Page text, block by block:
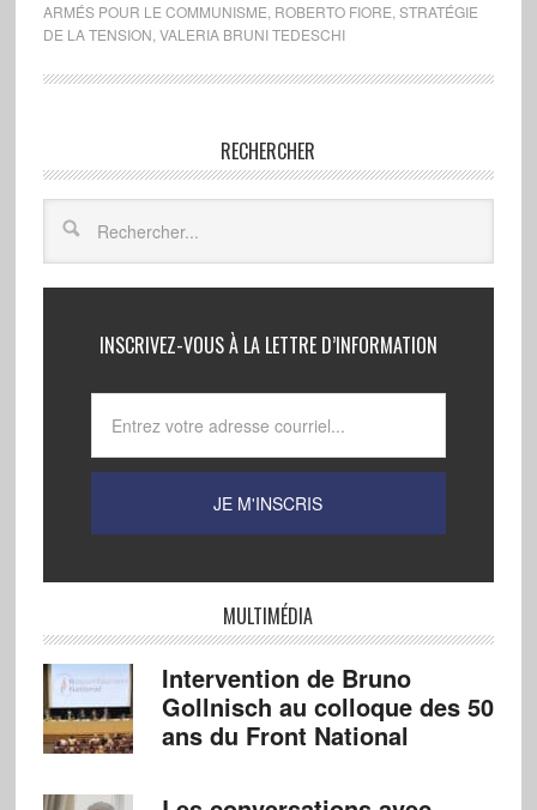
ARMÉS POUR LE COMMUNISME ROBERTO FIORE STRATÉGIE
DE LA TENSION VALERIA BRUNI TEDESCHI
RECHERCHER
INSCRIVEZ-VOUS À LA LETTRE D’INFORMATION
MULTIMÉDIA
Intervention de Bruno
Gollnisch au colloque des 50
ans du Front National